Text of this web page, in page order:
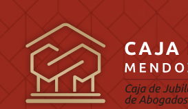
contenido